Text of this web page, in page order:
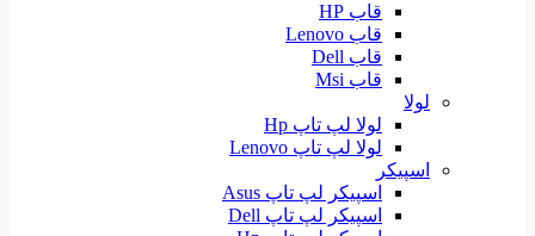
قاب HP
قاب Lenovo
قاب Dell
قاب Msi
لولا
لولا لپ تاپ Hp
لولا لپ تاپ Lenovo
اسپیکر
اسپیکر لپ تاپ Asus
اسپیکر لپ تاپ Dell